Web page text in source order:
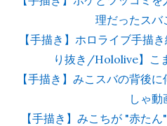
理だったスバ
【手描き】ホロライブ手
り抜き/Hololive】こ
【手描き】みこスバの背後
しゃ動
【手描き】みこちが "赤た